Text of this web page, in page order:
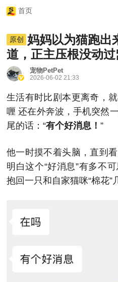
首页
原创
妈妈以为猫跑出
道，正主压根没动过
宠物PetPet
2026-06-02 21:33
生活有时比剧本更离奇，
喱 还在外奔波，手机突然
尾的话：“有个好消息！ ”
他一时摸不着头脑，直到
明白这个“好消息”有多不
抱回一只和自家猫咪“棉花”